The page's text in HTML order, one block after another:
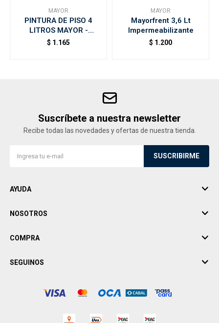
MAYOR
PINTURA DE PISO 4
LITROS MAYOR -
Amarillo
$ 1.165
MAYOR
Mayorfrent 3,6 Lt
Impermeabilizante
$ 1.200
Suscríbete a nuestra newsletter
Recibe todas las novedades y ofertas de nuestra tienda.
SUSCRIBIRME
AYUDA
NOSOTROS
COMPRA
SEGUINOS